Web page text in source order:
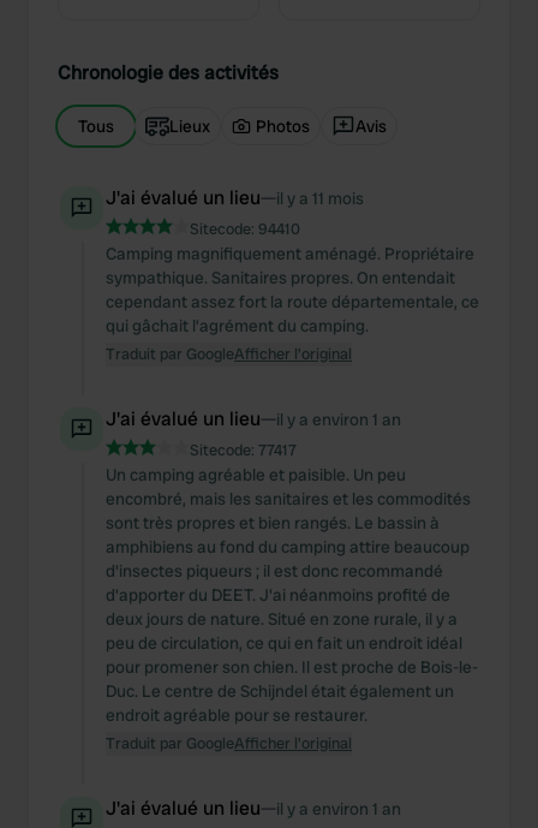
Chronologie des activités
Tous Lieux Photos Avis
J'ai évalué un lieu—il y a 11 mois
Sitecode: 94410
Camping magnifiquement aménagé. Propriétaire
sympathique. Sanitaires propres. On entendait
cependant assez fort la route départementale, ce
qui gâchait l'agrément du camping.
Traduit par GoogleAfficher l'original
J'ai évalué un lieu—il y a environ 1 an
Sitecode: 77417
Un camping agréable et paisible. Un peu
encombré, mais les sanitaires et les commodités
sont très propres et bien rangés. Le bassin à
amphibiens au fond du camping attire beaucoup
d'insectes piqueurs ; il est donc recommandé
d'apporter du DEET. J'ai néanmoins profité de
deux jours de nature. Situé en zone rurale, il y a
peu de circulation, ce qui en fait un endroit idéal
pour promener son chien. Il est proche de Bois-le-
Duc. Le centre de Schijndel était également un
endroit agréable pour se restaurer.
Traduit par GoogleAfficher l'original
J'ai évalué un lieu—il y a environ 1 an